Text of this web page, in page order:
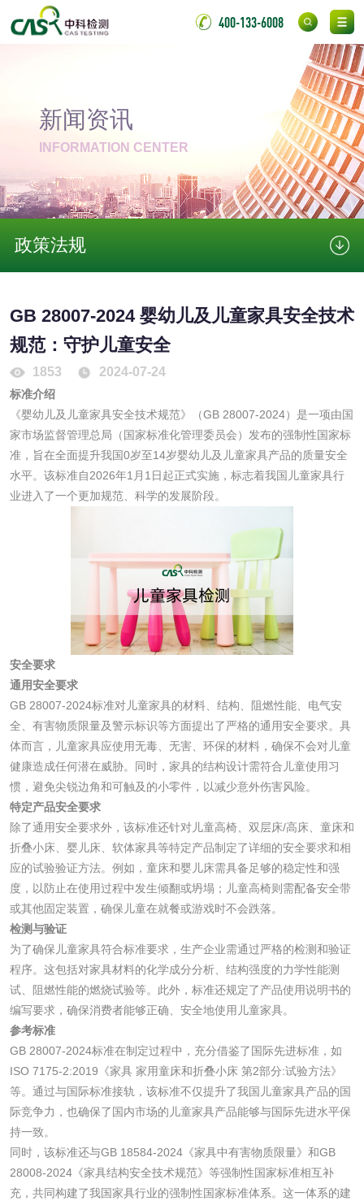
400-133-6008
新闻资讯
INFORMATION CENTER
政策法规
GB 28007-2024 婴幼儿及儿童家具安全技术
规范：守护儿童安全
1853 2024-07-24
标准介绍
《婴幼儿及儿童家具安全技术规范》（GB 28007-2024）是一项由国
家市场监督管理总局（国家标准化管理委员会）发布的强制性国家标
准，旨在全面提升我国0岁至14岁婴幼儿及儿童家具产品的质量安全
水平。该标准自2026年1月1日起正式实施，标志着我国儿童家具行
业进入了一个更加规范、科学的发展阶段。
安全要求
通用安全要求
GB 28007-2024标准对儿童家具的材料、结构、阻燃性能、电气安
全、有害物质限量及警示标识等方面提出了严格的通用安全要求。具
体而言，儿童家具应使用无毒、无害、环保的材料，确保不会对儿童
健康造成任何潜在威胁。同时，家具的结构设计需符合儿童使用习
惯，避免尖锐边角和可触及的小零件，以减少意外伤害风险。
特定产品安全要求
除了通用安全要求外，该标准还针对儿童高椅、双层床/高床、童床和
折叠小床、婴儿床、软体家具等特定产品制定了详细的安全要求和相
应的试验验证方法。例如，童床和婴儿床需具备足够的稳定性和强
度，以防止在使用过程中发生倾翻或坍塌；儿童高椅则需配备安全带
或其他固定装置，确保儿童在就餐或游戏时不会跌落。
检测与验证
为了确保儿童家具符合标准要求，生产企业需通过严格的检测和验证
程序。这包括对家具材料的化学成分分析、结构强度的力学性能测
试、阻燃性能的燃烧试验等。此外，标准还规定了产品使用说明书的
编写要求，确保消费者能够正确、安全地使用儿童家具。
参考标准
GB 28007-2024标准在制定过程中，充分借鉴了国际先进标准，如
ISO 7175-2:2019《家具 家用童床和折叠小床 第2部分:试验方法》
等。通过与国际标准接轨，该标准不仅提升了我国儿童家具产品的国
际竞争力，也确保了国内市场的儿童家具产品能够与国际先进水平保
持一致。
同时，该标准还与GB 18584-2024《家具中有害物质限量》和GB
28008-2024《家具结构安全技术规范》等强制性国家标准相互补
充，共同构建了我国家具行业的强制性国家标准体系。这一体系的建
金属硬度测试
喷嘴检测
保险柜检测 气弹簧检测
伸缩警棍检测
光触媒检测
消毒产品
成分分析配方研发 驱蚊检测
防霉检测 霉菌污染分析
防螨除螨检测
微生物检测
化妆品
化妆品眼刺激试验 化妆品皮肤刺激试
验
化妆品急性经口毒
化妆品皮肤变态反
皮肤光变态反应试
验
日化产品
花露水检测 蚊香液检测
清洗剂检测 日化产品毒理检测
洗手液检测
水处理剂
水处理药剂检测 聚丙烯酰胺检测